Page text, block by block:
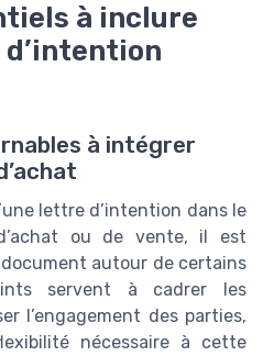
à inclure
à intégrer
lettre d’intention dans le
ou de vente, il est
autour de certains
servent à cadrer les
l’engagement des parties,
nécessaire à cette